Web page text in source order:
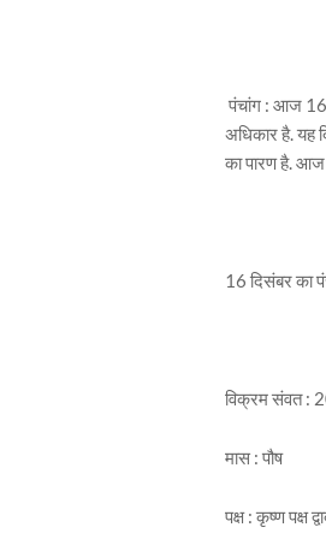
पंचांग : आज 16
अधिकार है. यह
का पारण है. आज
16 दिसंबर का
विक्रम संवत :
मास : पौष
पक्ष : कृष्ण पक्ष